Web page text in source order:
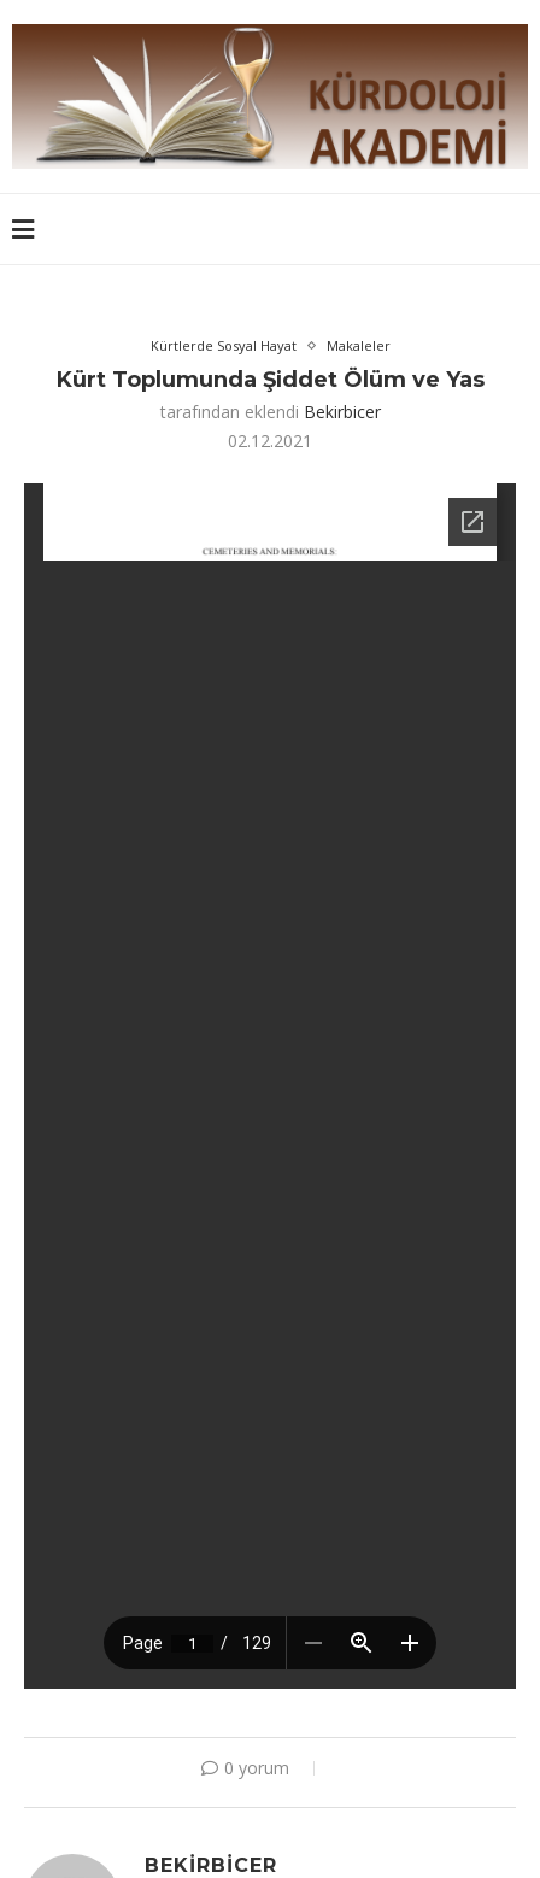
Kürtlerde Sosyal Hayat Makaleler
Kürt Toplumunda Şiddet Ölüm ve Yas
tarafından eklendi Bekirbicer
02.12.2021
0 yorum
BEKIRBICER